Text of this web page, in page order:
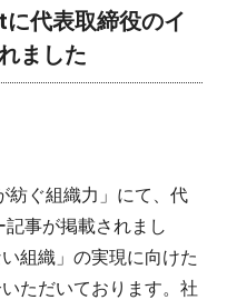
に代表取締役のイ
ました
紡ぐ組織力」にて、代
事が掲載されまし
組織」の実現に向けた
ただいております。社